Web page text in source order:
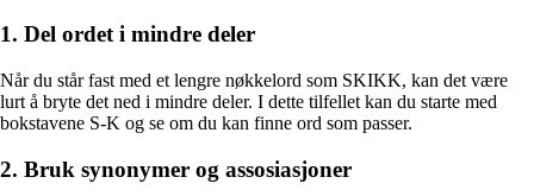
1. Del ordet i mindre deler
Når du står fast med et lengre nøkkelord som SKIKK, kan det være
lurt å bryte det ned i mindre deler. I dette tilfellet kan du starte med
bokstavene S-K og se om du kan finne ord som passer.
2. Bruk synonymer og assosiasjoner